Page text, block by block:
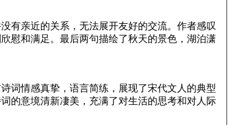
有亲近的关系，无法展开友好的交流。作者感叹
慰和满足。最后两句描绘了秋天的景色，湖泊潇
词情感真挚，语言简练，展现了宋代文人的典型
的意境清新凄美，充满了对生活的思考和对人际